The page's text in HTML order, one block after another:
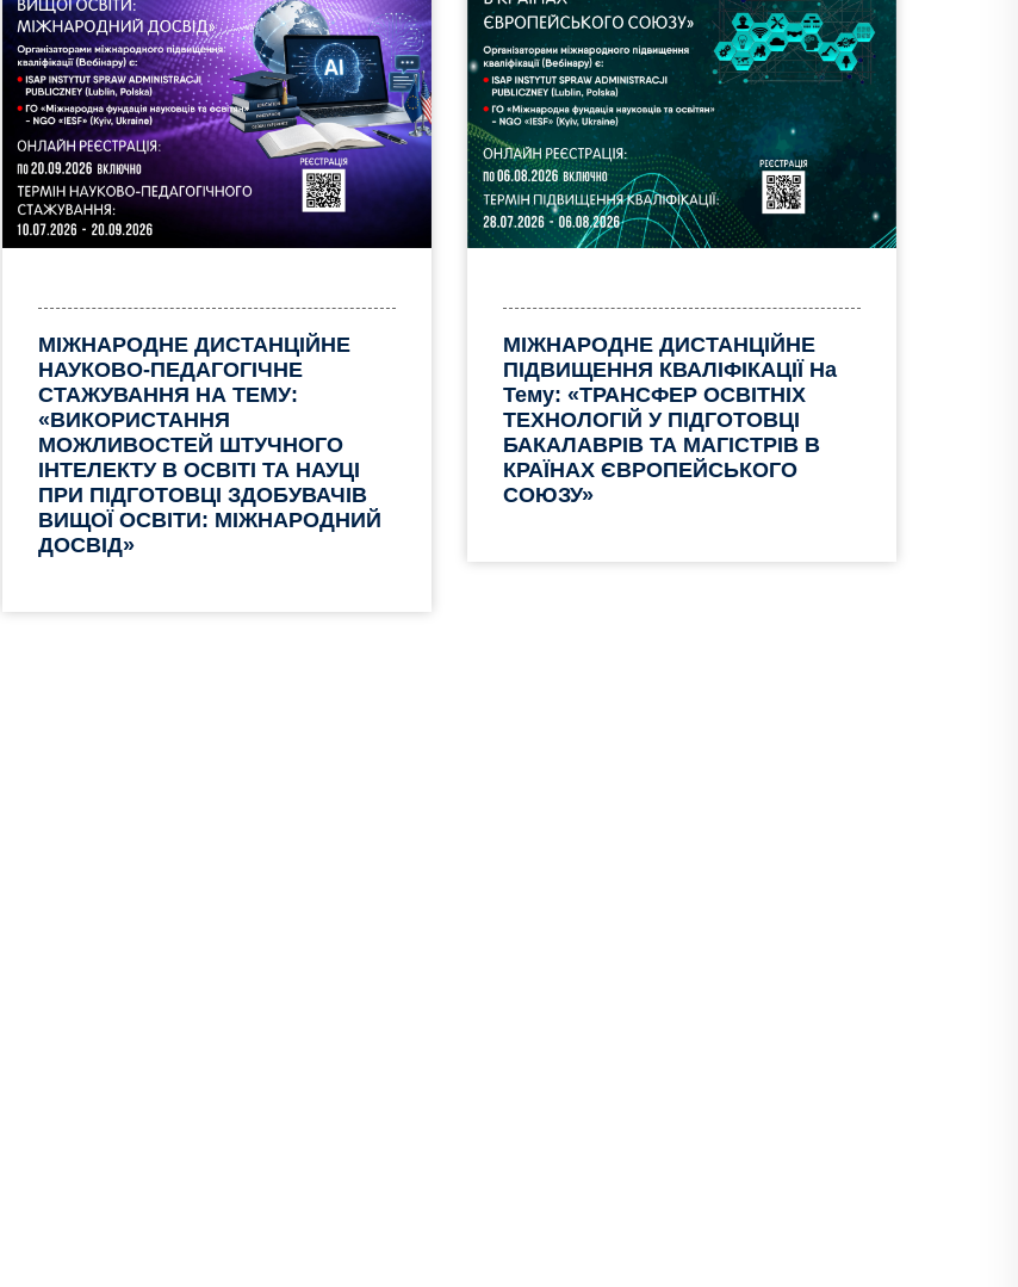
МІЖНАРОДНЕ ДИСТАНЦІЙНЕ
НАУКОВО-ПЕДАГОГІЧНЕ
СТАЖУВАННЯ НА ТЕМУ:
«ВИКОРИСТАННЯ
МОЖЛИВОСТЕЙ ШТУЧНОГО
ІНТЕЛЕКТУ В ОСВІТІ ТА НАУЦІ
ПРИ ПІДГОТОВЦІ ЗДОБУВАЧІВ
ВИЩОЇ ОСВІТИ: МІЖНАРОДНИЙ
ДОСВІД»
МІЖНАРОДНЕ ДИСТАНЦІЙНЕ
ПІДВИЩЕННЯ КВАЛІФІКАЦІЇ На
Тему: «ТРАНСФЕР ОСВІТНІХ
ТЕХНОЛОГІЙ У ПІДГОТОВЦІ
БАКАЛАВРІВ ТА МАГІСТРІВ В
КРАЇНАХ ЄВРОПЕЙСЬКОГО
СОЮЗУ»